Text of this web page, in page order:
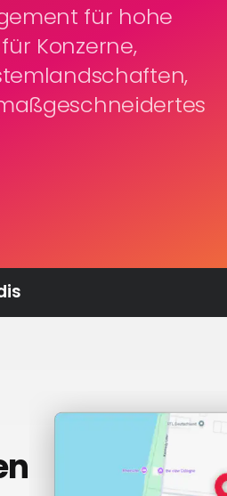
für hohe
Konzerne,